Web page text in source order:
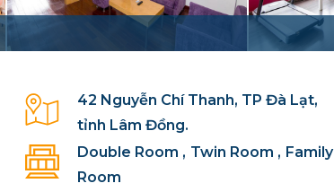
42 Nguyễn Chí Thanh, TP Đà Lạt,
tỉnh Lâm Đồng.
Double Room
Twin Room
Family
Room